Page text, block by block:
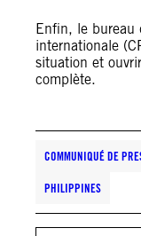
Enfin, le bureau
internationale
situation et
complète.
COMMUNIQUÉ DE
PHILIPPINES